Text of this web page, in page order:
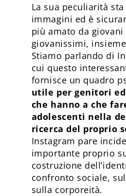
La sua peculiarità
immagini ed è
più amato da giovani
giovanissimi,
Stiamo parlando di
cui questo
fornisce un quadro
utile per genitori
che hanno a che
adolescenti nella
ricerca del proprio
Instagram pare
importante proprio
costruzione
confronto sociale,
sulla corporeità.